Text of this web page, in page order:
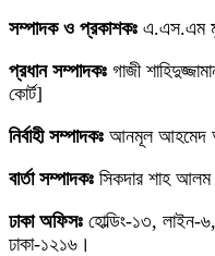
সম্পাদক ও প্রকাশকঃ এ.এস.এম
প্রধান সম্পাদকঃ গাজী
কোর্ট]
নির্বাহী সম্পাদকঃ আনমূল আহমেদ
বার্তা সম্পাদকঃ সিকদার শাহ
ঢাকা অফিসঃ হোল্ডিং-১৩,
ঢাকা-১২১৬।